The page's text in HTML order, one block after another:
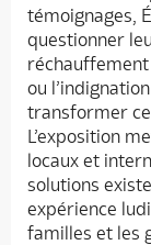
témoignages,
questionner
réchauffement
ou
transformer
L’exposition
locaux et
solutions
expérience
familles et les